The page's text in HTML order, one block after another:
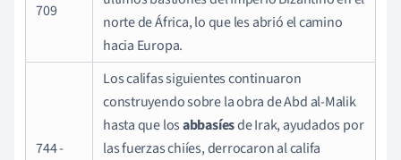
709
norte de África, lo que les abrió el camino
hacia Europa.
744 -
Los califas siguientes continuaron
construyendo sobre la obra de Abd al-Malik
hasta que losabbasíesde Irak, ayudados por
las fuerzas chiíes, derrocaron al califa